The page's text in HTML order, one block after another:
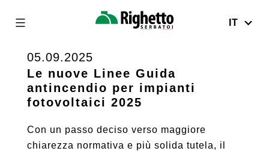
content
Righetto
IT
05.09.2025
Le nuove Linee Guida
antincendio per impianti
fotovoltaici 2025
Con un passo deciso verso maggiore
chiarezza normativa e più solida tutela, il